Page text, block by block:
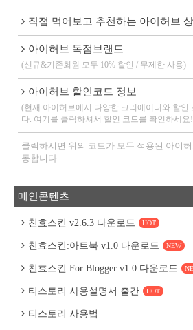
직접 먹어보고 추천하는 아이허브
아이허브 독점브랜드
(신규&기존회원 모두 10% 할인 / 무제한 사용)
아이허브 할인코드 정보
(현재 아이허브에서 다양한 크리에이터와 할인
다. 여기를 클릭하셔서 할인 코드를 확인하세요
클릭하시면 위의 코드가 모두 적용된 아이
동합니다.
메인콘텐츠
친효스킨 v2.6.3 다운로드 HOT
친효스킨:아트북 v1.0 다운로드 NEW
친효스킨 For Blogger v1.0 다운로드
티스토리 사용설명서 출간 HOT
티스토리 사용법